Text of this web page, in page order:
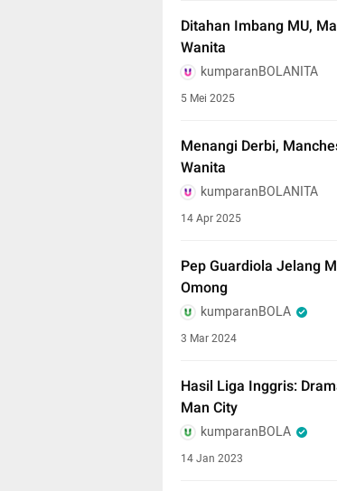
Ditahan Imbang MU,
Wanita
kumparanBOLANITA
5 Mei 2025
Menangi Derbi,
Wanita
kumparanBOLANITA
14 Apr 2025
Pep Guardiola Jelang
Omong
kumparanBOLA
3 Mar 2024
Hasil Liga Inggris:
Man City
kumparanBOLA
14 Jan 2023